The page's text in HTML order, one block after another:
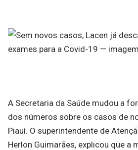
A Secretaria da Saúde mudou a
dos números sobre os casos de
Piauí. O superintendente de
Herlon Guimarães, explicou que a